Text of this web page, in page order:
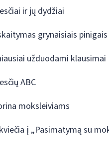
ir jų dydžiai
grynaisiais pinigais
užduodami klausimai
ABC
moksleiviams
į „Pasimatymą su